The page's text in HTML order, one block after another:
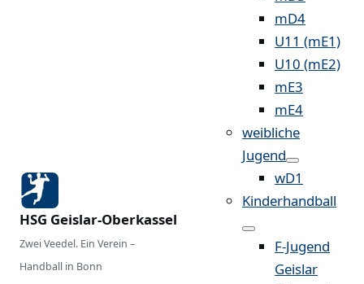
HSG Geislar-Oberkassel
Zwei Veedel. Ein Verein –
Handball in Bonn
mD4
U11 (mE1)
U10 (mE2)
mE3
mE4
weibliche
Jugend
wD1
Kinderhandball
F-Jugend
Geislar